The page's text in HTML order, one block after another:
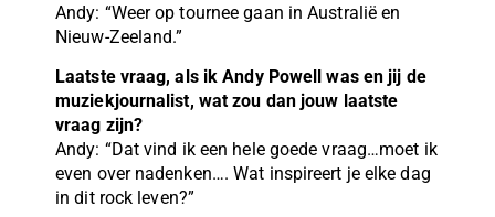
Andy: “Weer op tournee gaan in Australië en
Nieuw-Zeeland.”
Laatste vraag, als ik Andy Powell was en jij de
muziekjournalist, wat zou dan jouw laatste
vraag zijn?
Andy: “Dat vind ik een hele goede vraag…moet ik
even over nadenken…. Wat inspireert je elke dag
in dit rock leven?”